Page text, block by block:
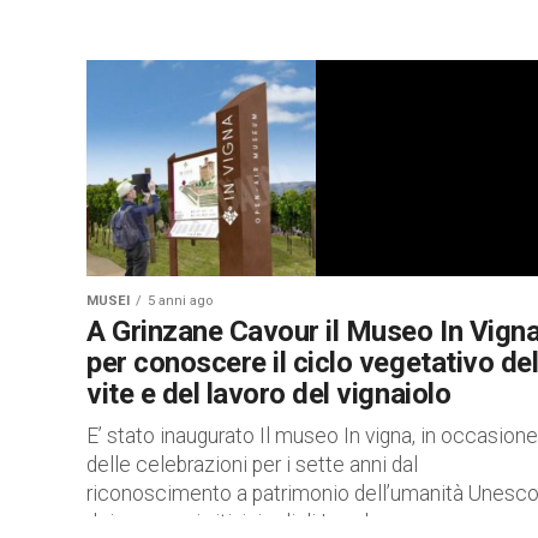
MUSEI 5 anni ago
A Grinzane Cavour il Museo In
per conoscere il ciclo vegetativo
vite e del lavoro del vignaiolo
E’ stato inaugurato Il museo In vigna, in occasione
delle celebrazioni per i sette anni dal
riconoscimento a patrimonio dell’umanità Unesco
dei paesaggi vitivinicoli di Langhe,...